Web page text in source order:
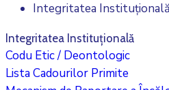
Integritatea Instituțională
Integritatea Instituțională
Codu Etic / Deontologic
Lista Cadourilor Primite